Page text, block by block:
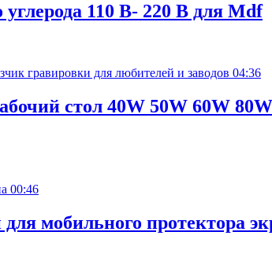
110 В- 220 В для Mdf
04:36
стол 40W 50W 60W
00:46
мобильного протектора